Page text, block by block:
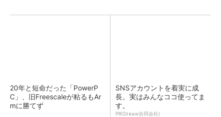
20年と短命だった「PowerP
C」、旧Freescaleが粘るもAr
mに勝てず
SNSアカウントを着実に成
長。実はみんなココ使ってま
す。
PR(Dreaw合同会社)